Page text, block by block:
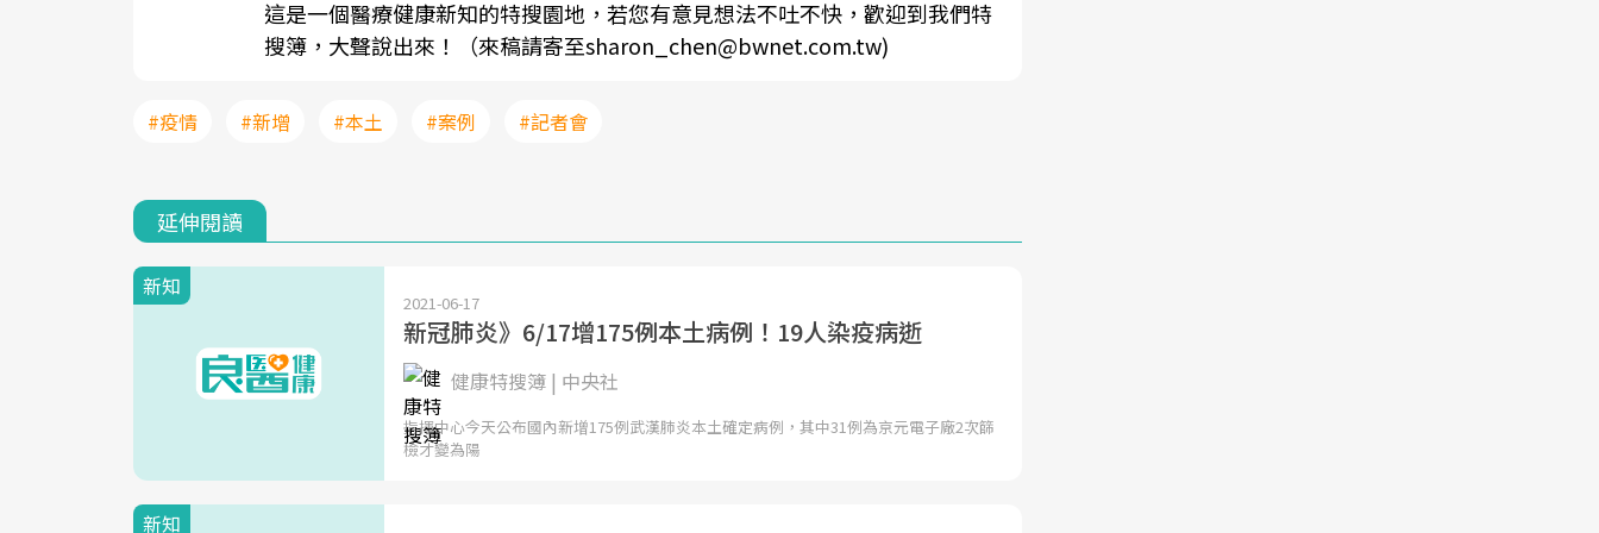
這是一個醫療健康新知的特搜園地，若您有意見想法不吐不快，歡迎到我們特
搜簿，大聲說出來！（來稿請寄至sharon_chen@bwnet.com.tw)
#疫情 #新增 #本土 #案例 #記者會
延伸閱讀
新知
2021-06-17
新冠肺炎》6/17增175例本土病例！19人染疫病逝
健康特搜簿 | 中央社
指揮中心今天公布國內新增175例武漢肺炎本土確定病例，其中31例為京元電子廠2次篩
檢才變為陽
新知